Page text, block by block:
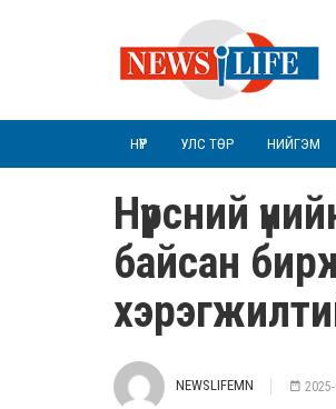
НҮҮР УЛС ТӨР НИЙГЭМ
Hүүрсний
байсан
NEWSLIFEMN